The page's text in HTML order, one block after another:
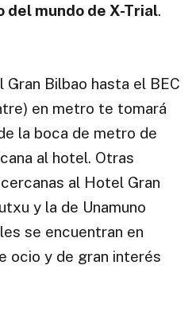
del mundo de X-Trial.
Bilbao hasta el BEC
en metro te tomará
la boca de metro de
al hotel. Otras
al Hotel Gran
y la de Unamuno
se encuentran en
ocio y de gran interés